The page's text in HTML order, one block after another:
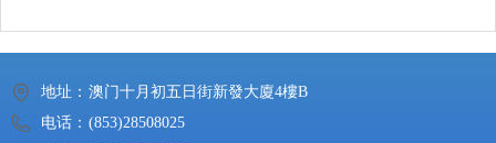
地址： 澳门十月初五日街新發大廈4樓B
电话： (853)28508025